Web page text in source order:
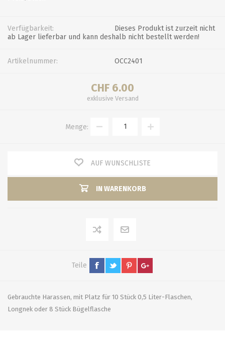
Verfügbarkeit:
Dieses Produkt ist zurzeit nicht
ab Lager lieferbar und kann deshalb nicht bestellt werden!
Artikelnummer: OCC2401
CHF 6.00
exklusive Versand
Menge:
AUF WUNSCHLISTE
IN WARENKORB
Teile
Gebrauchte Harassen, mit Platz für 10 Stück 0,5 Liter-Flaschen,
Longnek oder 8 Stück Bügelflasche